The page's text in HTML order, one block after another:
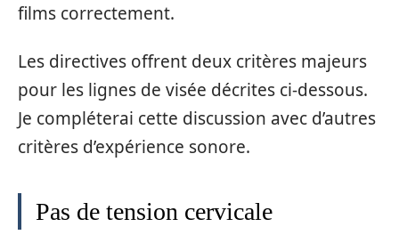
films correctement.
Les directives offrent deux critères majeurs
pour les lignes de visée décrites ci-dessous.
Je compléterai cette discussion avec d’autres
critères d’expérience sonore.
Pas de tension cervicale